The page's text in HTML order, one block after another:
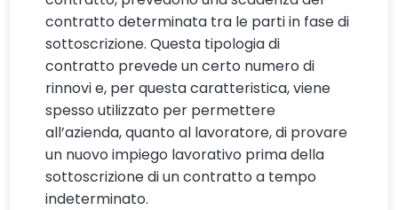
contratto determinata tra le parti in fase di
sottoscrizione. Questa tipologia di
contratto prevede un certo numero di
rinnovi e, per questa caratteristica, viene
spesso utilizzato per permettere
all’azienda, quanto al lavoratore, di provare
un nuovo impiego lavorativo prima della
sottoscrizione di un contratto a tempo
indeterminato.